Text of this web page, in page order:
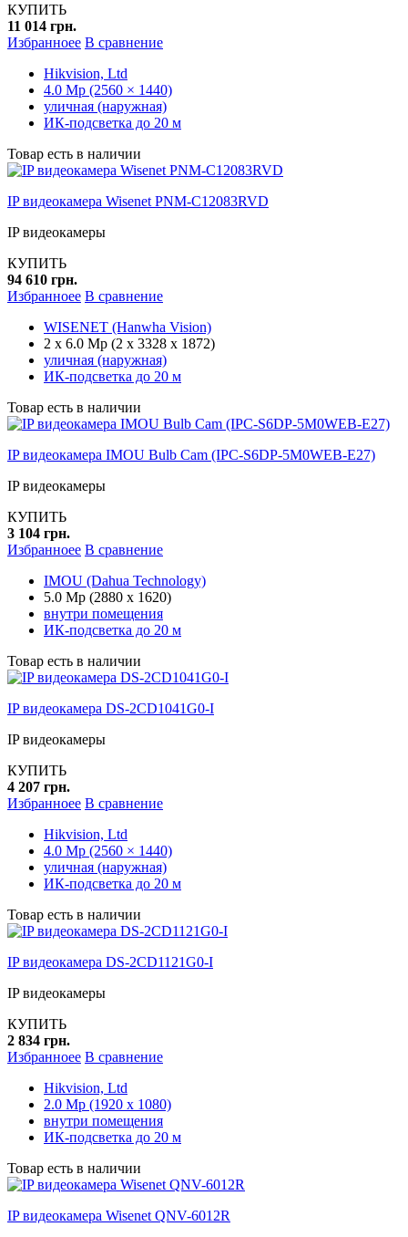
КУПИТЬ
11 014 грн.
Избранноее В сравнение
Hikvision, Ltd
4.0 Mp (2560 × 1440)
уличная (наружная)
ИК-подсветка до 20 м
Товар есть в наличии
IP видеокамера Wisenet PNM-C12083RVD
IP видеокамеры
КУПИТЬ
94 610 грн.
Избранноее В сравнение
WISENET (Hanwha Vision)
2 х 6.0 Mp (2 х 3328 x 1872)
уличная (наружная)
ИК-подсветка до 20 м
Товар есть в наличии
IP видеокамера IMOU Bulb Cam (IPC-S6DP-5M0WEB-E27)
IP видеокамеры
КУПИТЬ
3 104 грн.
Избранноее В сравнение
IMOU (Dahua Technology)
5.0 Mp (2880 x 1620)
внутри помещения
ИК-подсветка до 20 м
Товар есть в наличии
IP видеокамера DS-2CD1041G0-I
IP видеокамеры
КУПИТЬ
4 207 грн.
Избранноее В сравнение
Hikvision, Ltd
4.0 Mp (2560 × 1440)
уличная (наружная)
ИК-подсветка до 20 м
Товар есть в наличии
IP видеокамера DS-2CD1121G0-I
IP видеокамеры
КУПИТЬ
2 834 грн.
Избранноее В сравнение
Hikvision, Ltd
2.0 Mp (1920 x 1080)
внутри помещения
ИК-подсветка до 20 м
Товар есть в наличии
IP видеокамера Wisenet QNV-6012R